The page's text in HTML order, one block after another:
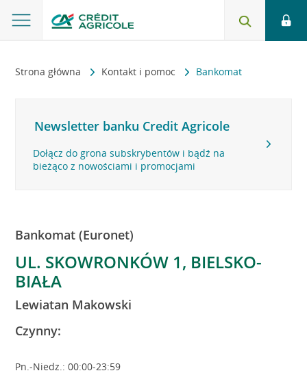
Strona główna Kontakt i pomoc Bankomat
Newsletter banku Credit Agricole
Dołącz do grona subskrybentów i bądź na
bieżąco z nowościami i promocjami
Bankomat (Euronet)
UL. SKOWRONKÓW 1, BIELSKO-
BIAŁA
Lewiatan Makowski
Czynny:
Pn.-Niedz.: 00:00-23:59